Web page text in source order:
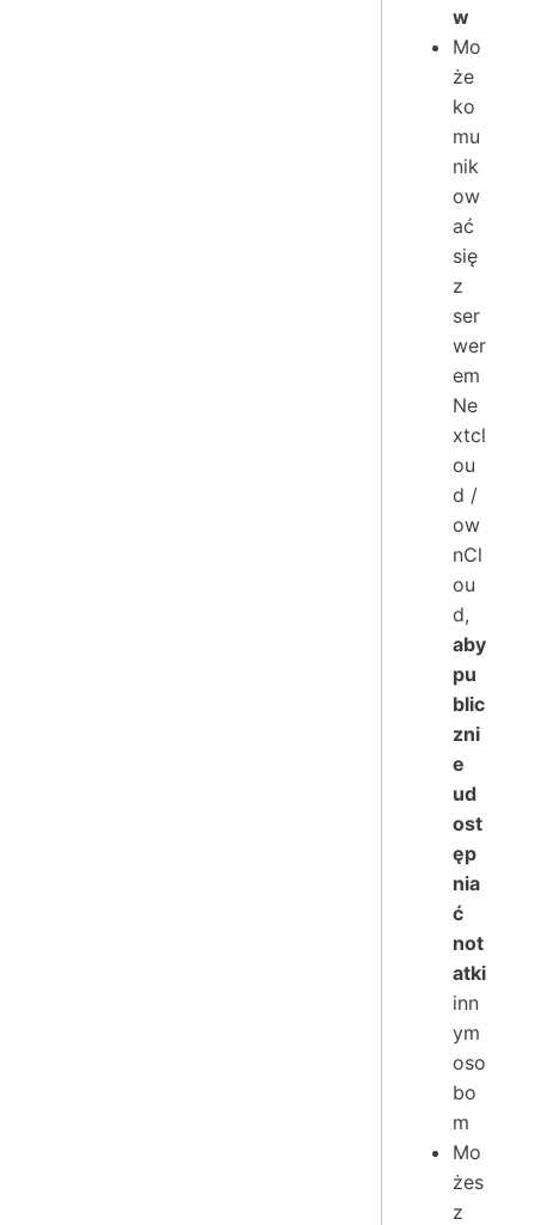
w
Mo
że
ko
mu
nik
ow
ać
się
z
ser
wer
em
Ne
xtcl
ou
d /
ow
nCl
ou
d,
aby
pu
blic
zni
e
ud
ost
ęp
nia
ć
not
atki
inn
ym
oso
bo
m
Mo
żes
z